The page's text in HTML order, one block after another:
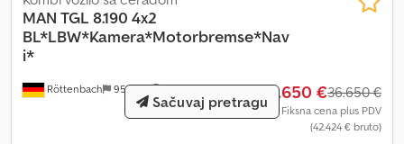
Röttenbach 952 km
MAN TGL 8.190 4x2
BL*LBW*Kamera*Motorbremse*Nav
i*
35.650 €36.650 €
Fiksna cena plus PDV
(42.424 € bruto)
Sačuvaj pretragu